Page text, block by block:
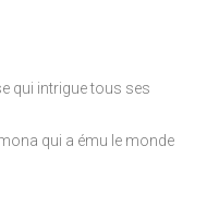
qui intrigue tous ses
qui a ému le monde